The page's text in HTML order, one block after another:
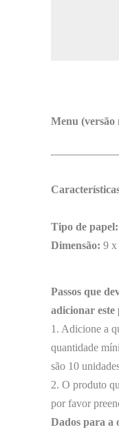
Menu (versão
Tipo de papel:
Dimensão: 9 x
Passos que
adicionar
1. Adicione a
quantidade
são 10
2. O produto
por favor
Dados para a